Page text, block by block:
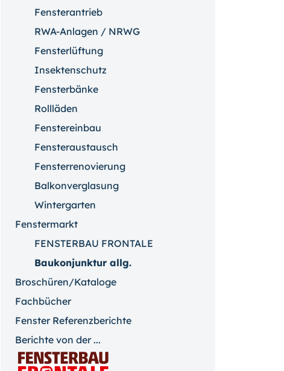
Fensterantrieb
RWA-Anlagen / NRWG
Fensterlüftung
Insektenschutz
Fensterbänke
Rollläden
Fenstereinbau
Fensteraustausch
Fensterrenovierung
Balkonverglasung
Wintergarten
Fenstermarkt
FENSTERBAU FRONTALE
Baukonjunktur allg.
Broschüren/Kataloge
Fachbücher
Fenster Referenzberichte
Berichte von der ...